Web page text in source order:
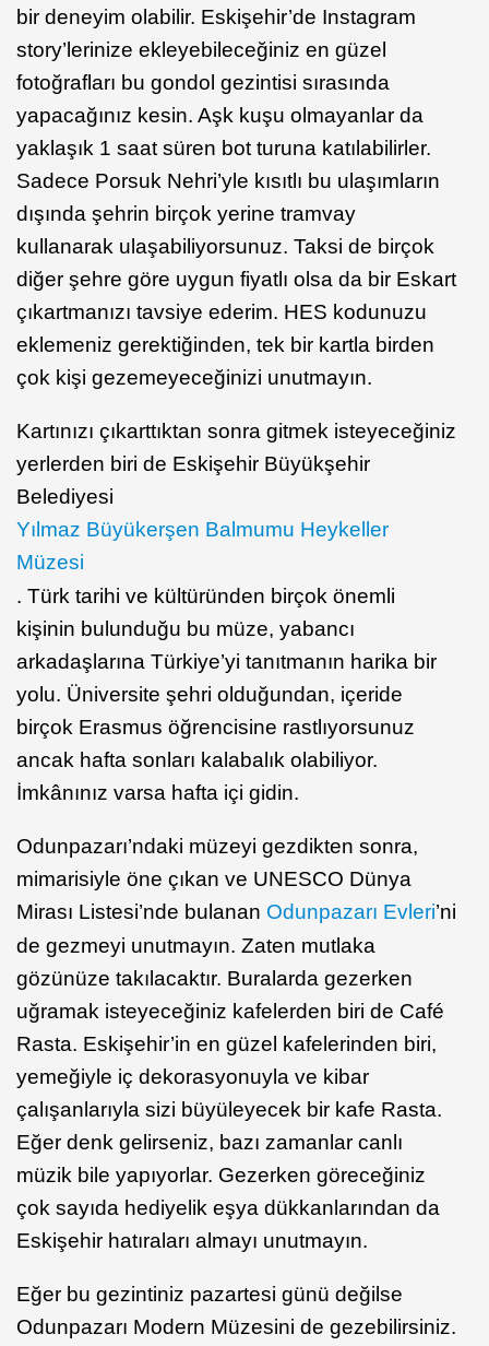
bir deneyim olabilir. Eskişehir’de Instagram
story’lerinize ekleyebileceğiniz en güzel
fotoğrafları bu gondol gezintisi sırasında
yapacağınız kesin. Aşk kuşu olmayanlar da
yaklaşık 1 saat süren bot turuna katılabilirler.
Sadece Porsuk Nehri’yle kısıtlı bu ulaşımların
dışında şehrin birçok yerine tramvay
kullanarak ulaşabiliyorsunuz. Taksi de birçok
diğer şehre göre uygun fiyatlı olsa da bir Eskart
çıkartmanızı tavsiye ederim. HES kodunuzu
eklemeniz gerektiğinden, tek bir kartla birden
çok kişi gezemeyeceğinizi unutmayın.
Kartınızı çıkarttıktan sonra gitmek isteyeceğiniz
yerlerden biri de Eskişehir Büyükşehir
Belediyesi
Yılmaz Büyükerşen Balmumu Heykeller
Müzesi
. Türk tarihi ve kültüründen birçok önemli
kişinin bulunduğu bu müze, yabancı
arkadaşlarına Türkiye’yi tanıtmanın harika bir
yolu. Üniversite şehri olduğundan, içeride
birçok Erasmus öğrencisine rastlıyorsunuz
ancak hafta sonları kalabalık olabiliyor.
İmkânınız varsa hafta içi gidin.
Odunpazarı’ndaki müzeyi gezdikten sonra,
mimarisiyle öne çıkan ve UNESCO Dünya
Mirası Listesi’nde bulanan Odunpazarı Evleri’ni
de gezmeyi unutmayın. Zaten mutlaka
gözünüze takılacaktır. Buralarda gezerken
uğramak isteyeceğiniz kafelerden biri de Café
Rasta. Eskişehir’in en güzel kafelerinden biri,
yemeğiyle iç dekorasyonuyla ve kibar
çalışanlarıyla sizi büyüleyecek bir kafe Rasta.
Eğer denk gelirseniz, bazı zamanlar canlı
müzik bile yapıyorlar. Gezerken göreceğiniz
çok sayıda hediyelik eşya dükkanlarından da
Eskişehir hatıraları almayı unutmayın.
Eğer bu gezintiniz pazartesi günü değilse
Odunpazarı Modern Müzesini de gezebilirsiniz.